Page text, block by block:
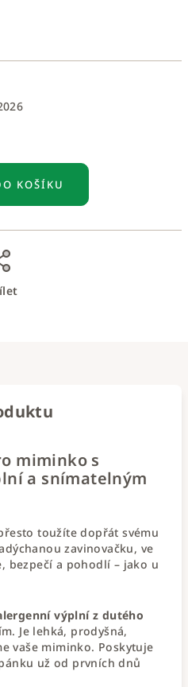
KOŠÍKU
miminko s
a snímatelným
toužíte dopřát svému
zavinovačku, ve
bezpečí a pohodlí – jako u
výplní z dutého
Je lehká, prodyšná,
vaše miminko. Poskytuje
už od prvních dnů